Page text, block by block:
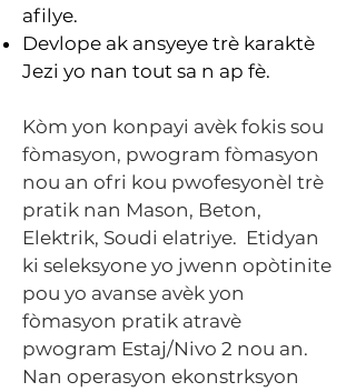
afilye.
Devlope ak ansyeye trè karaktè
Jezi yo nan tout sa n ap fè.
Kòm yon konpayi avèk fokis sou
fòmasyon, pwogram fòmasyon
nou an ofri kou pwofesyonèl trè
pratik nan Mason, Beton,
Elektrik, Soudi elatriye. Etidyan
ki seleksyone yo jwenn opòtinite
pou yo avanse avèk yon
fòmasyon pratik atravè
pwogram Estaj/Nivo 2 nou an.
Nan operasyon ekonstrksyon